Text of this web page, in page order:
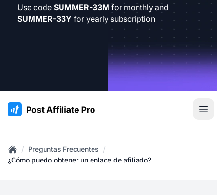
Use code SUMMER-33M for monthly and
SUMMER-33Y for yearly subscription
:site.title
Home
/ Preguntas Frecuentes /
¿Cómo puedo obtener un enlace de afiliado?